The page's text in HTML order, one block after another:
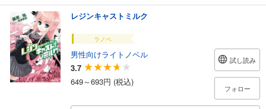
レジンキャストミルク
ラノベ
男性向けライトノベル
3.7
649～693円 (税込)
試し読み
フォロー